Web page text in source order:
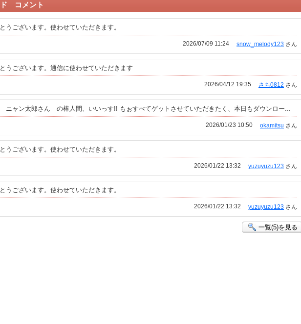
コメント
うございます。使わせていただきます。
snow_melody123 さん
2026/07/09 11:24
うございます。通信に使わせていただきます
さち0812 さん
2026/04/12 19:35
ニャン太郎さん の棒人間、いいっす!! もぉすべてゲットさせていただきたく、本日もダウンロー...
okamitsu さん
2026/01/23 10:50
うございます。使わせていただきます。
yuzuyuzu123 さん
2026/01/22 13:32
うございます。使わせていただきます。
yuzuyuzu123 さん
2026/01/22 13:32
一覧(5)を見る